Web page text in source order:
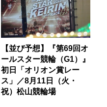
【並び予想】『第69回オ
ールスター競輪（G1）』
初日「オリオン賞レー
ス」／8月11日（火・
祝）松山競輪場